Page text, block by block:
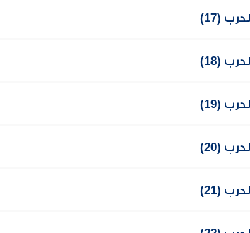
(17)
(18)
(19)
(20)
(21)